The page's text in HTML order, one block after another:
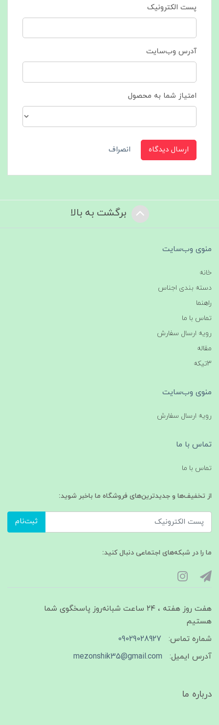
پست الکترونیک
آدرس وب‌سایت
امتیاز شما به محصول
ارسال دیدگاه انصراف
برگشت به بالا
منوی وب‌سایت
خانه
دسته بندی اجناس
راهنما
تماس با ما
رویه ارسال سفارش
مقاله
3تیکه
منوی وب‌سایت
رویه ارسال سفارش
تماس با ما
تماس با ما
از تخفیف‌ها و جدیدترین‌های فروشگاه ما باخبر شوید:
ثبت‌نام
ما را در شبکه‌های اجتماعی دنبال کنید:
هفت روز هفته ، ۲۴ ساعت شبانه‌روز پاسخگوی شما
هستیم
شماره تماس:
09029028927
آدرس ایمیل:
mezonshik35@gmail.com
درباره ما